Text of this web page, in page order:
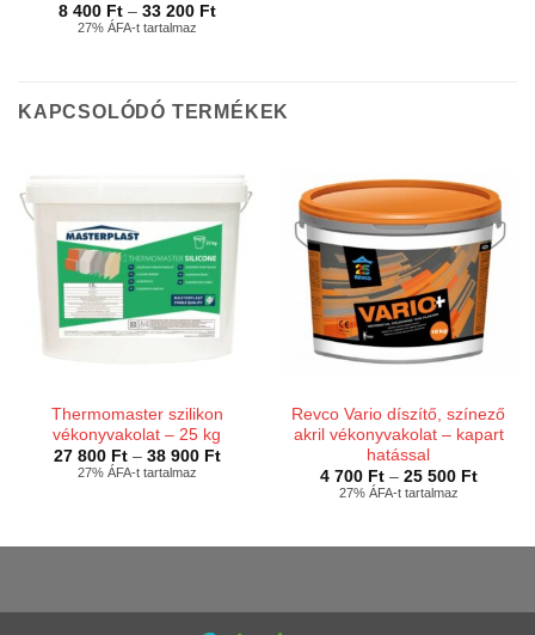
8 400 Ft – 33 200 FtÁrtartomány:
27% ÁFA-t tartalmaz
KAPCSOLÓDÓ TERMÉKEK
Thermomaster szilikon
vékonyvakolat – 25 kg
27 800 Ft – 38 900 FtÁrtartomány:
27% ÁFA-t tartalmaz
Revco Vario díszítő, színező
akril vékonyvakolat – kapart
hatással
4 700 Ft – 25 500 Ft
27% ÁFA-t tartalmaz